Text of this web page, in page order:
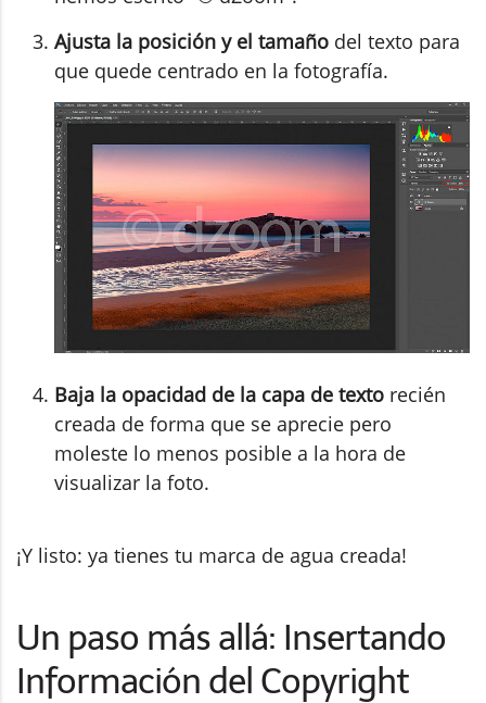
Ajusta la posición y el tamaño del texto para
que quede centrado en la fotografía.
Baja la opacidad de la capa de texto recién
creada de forma que se aprecie pero
moleste lo menos posible a la hora de
visualizar la foto.
¡Y listo: ya tienes tu marca de agua creada!
Un paso más allá: Insertando
Información del Copyright